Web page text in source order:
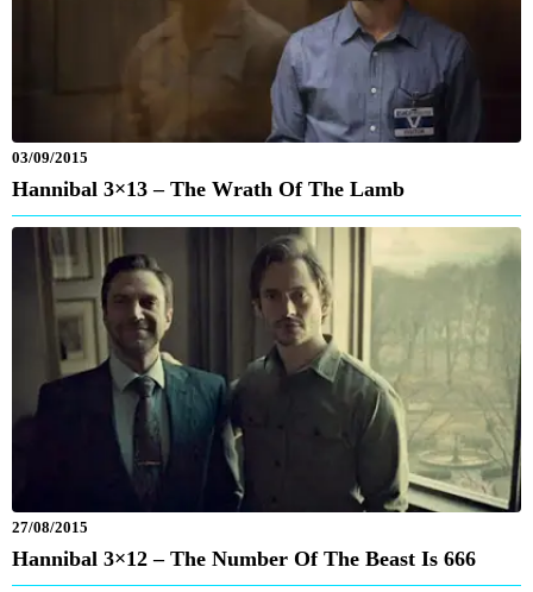
03/09/2015
Hannibal 3×13 – The Wrath Of The Lamb
27/08/2015
Hannibal 3×12 – The Number Of The Beast Is 666